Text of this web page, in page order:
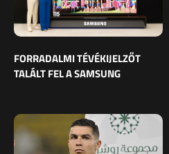
FORRADALMI TÉVÉKIJELZŐT
TALÁLT FEL A SAMSUNG